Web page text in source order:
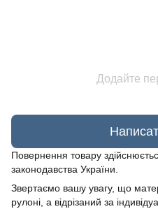
Додайте
Повернення товару
законодавства України.
Звертаємо вашу увагу, що
рулоні, а відрізаний за